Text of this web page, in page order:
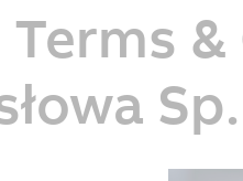
Terms